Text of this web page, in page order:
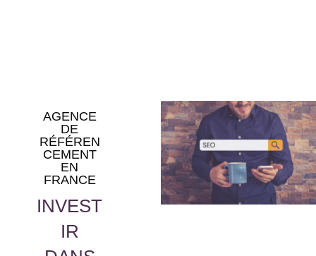
AGENCE
DE
RÉFÉREN
CEMENT
EN
FRANCE
INVEST
IR